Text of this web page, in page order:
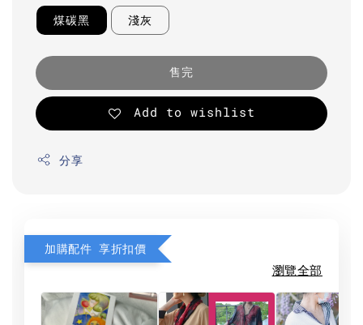
煤碳黑 淺灰
售完
Add to wishlist
分享
加購配件 享折扣價
瀏覽全部